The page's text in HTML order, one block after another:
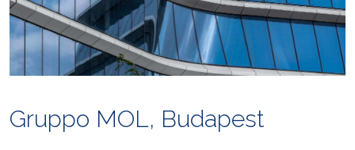
Gruppo MOL, Budapest